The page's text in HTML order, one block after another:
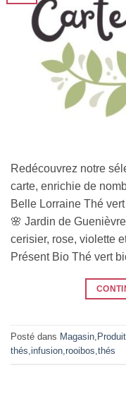
Redécouvrez notre
carte, enrichie de
Belle Lorraine Thé
🌸 Jardin de
cerisier, rose, violette
Présent Bio Thé vert
Posté dans Magasin,
thés,infusion,rooibos,thés